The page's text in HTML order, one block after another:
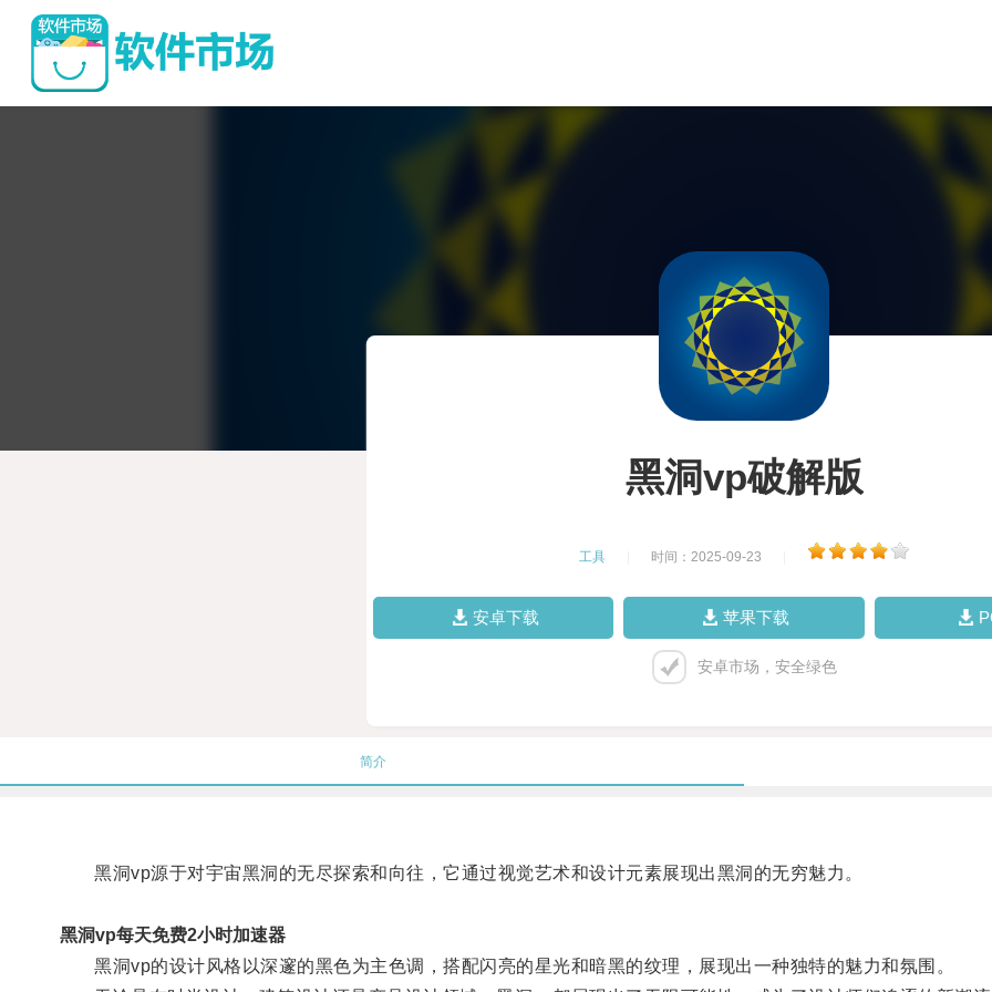
黑洞vp破解版
工具 时间：2025-09-23
安卓下载 苹果下载
安卓市场，安全绿色
简介
黑洞vp源于对宇宙黑洞的无尽探索和向往，它通过视觉艺术和设计元素展现出黑洞的无穷魅力。
黑洞vp每天免费2小时加速器
黑洞vp的设计风格以深邃的黑色为主色调，搭配闪亮的星光和暗黑的纹理，展现出一种独特的魅力和氛围。